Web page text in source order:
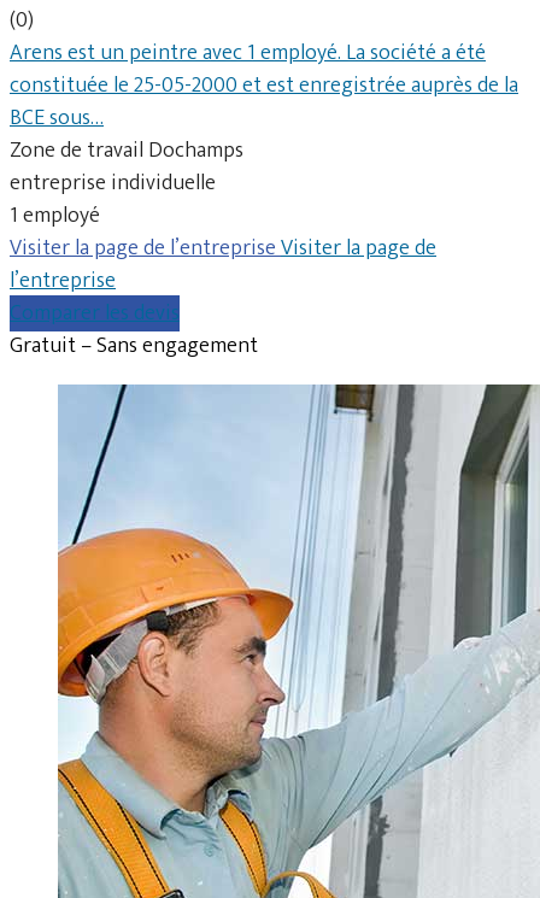
(0)
Arens est un peintre avec 1 employé. La société a été
constituée le 25-05-2000 et est enregistrée auprès de la
BCE sous…
Zone de travail Dochamps
entreprise individuelle
1 employé
Visiter la page de l’entrepriseVisiter la page de
l’entreprise
Comparer les devis
Gratuit – Sans engagement